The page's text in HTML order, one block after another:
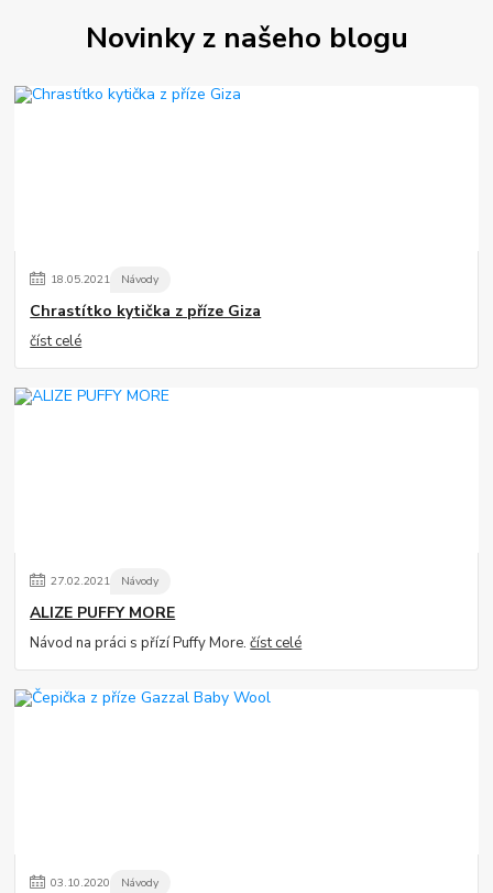
Novinky z našeho blogu
18.05.2021 Návody
Chrastítko kytička z příze Giza
číst celé
27.02.2021 Návody
ALIZE PUFFY MORE
Návod na práci s přízí Puffy More.číst celé
03.10.2020 Návody